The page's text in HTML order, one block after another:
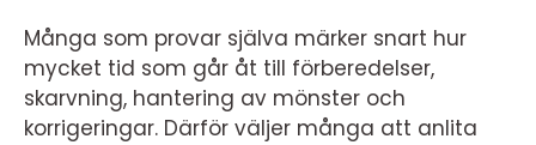
Många som provar själva märker snart hur
mycket tid som går åt till förberedelser,
skarvning, hantering av mönster och
korrigeringar. Därför väljer många att anlita